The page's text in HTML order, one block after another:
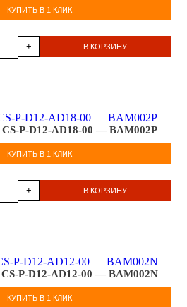
КУПИТЬ В 1 КЛИК
+ В КОРЗИНУ
P-D12-AD18-00 — BAM002P
КУПИТЬ В 1 КЛИК
+ В КОРЗИНУ
P-D12-AD12-00 — BAM002N
КУПИТЬ В 1 КЛИК